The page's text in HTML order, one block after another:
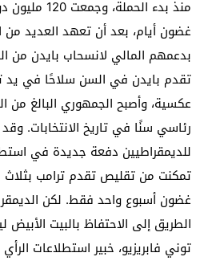
منذ بدء
غضون أيام، بعد أن تعهد العديد من
بدعمهم المالي لانسحاب بايدن من
تقدم بايدن في السن سلاحًا في يد
رئاسي سنًا في تاريخ الانتخابات.
للديمقراطيين دفعة جديدة في
تمكنت من تقليص تقدم ترامب
غضون أسبوع واحد فقط. لكن
الطريق إلى الاحتفاظ بالبيت
توني فابريزيو، خبير استطلاعات